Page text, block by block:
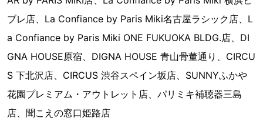
ブレ店、La Confiance by Paris Miki名古屋ラシック店、L
a Confiance by Paris Miki ONE FUKUOKA BLDG.店、DI
GNA HOUSE原宿、DIGNA HOUSE 青山骨董通り、CIRCU
S 下北沢店、CIRCUS 渋谷スペイン坂店、SUNNYふかや
花園プレミアム・アウトレット店、パリミキ補聴器三島
店、聞こえの窓口姫路店